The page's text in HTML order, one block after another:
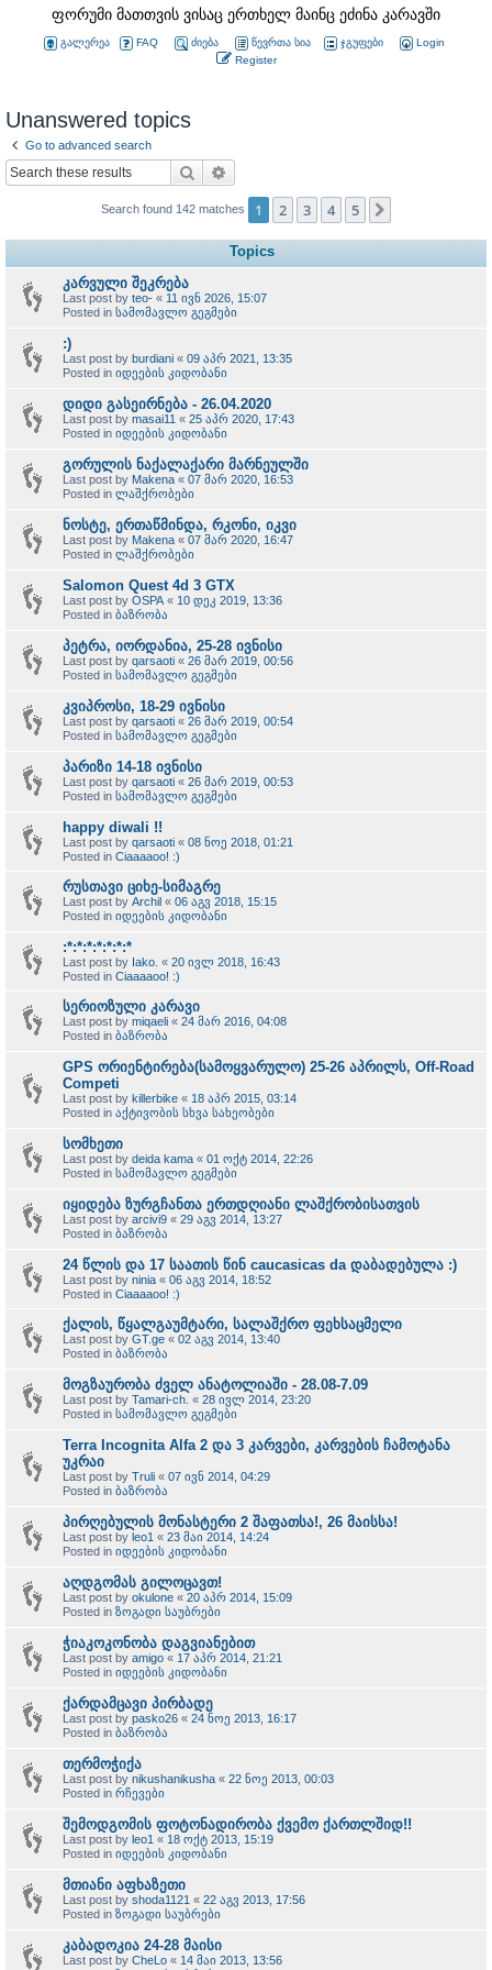
ფორუმი მათთვის ვისაც ერთხელ მაინც ეძინა კარავში
გალერეა FAQ ძიება წევრთა სია ჯგუფები
Login
Register
Unanswered topics
Go to advanced search
Search
Search found 142 matches 1 2 3 4 5
Topics
კარვული შეკრება
Last post by teo- « 11 ივნ 2026, 15:07
Posted in სამომავლო გეგმები
:)
Last post by burdiani « 09 აპრ 2021, 13:35
Posted in იდეების კიდობანი
დიდი გასეირნება - 26.04.2020
Last post by masai11 « 25 აპრ 2020, 17:43
Posted in იდეების კიდობანი
გორულის ნაქალაქარი მარნეულში
Last post by Makena « 07 მარ 2020, 16:53
Posted in ლაშქრობები
ნოსტე, ერთაწმინდა, რკონი, იკვი
Last post by Makena « 07 მარ 2020, 16:47
Posted in ლაშქრობები
Salomon Quest 4d 3 GTX
Last post by OSPA « 10 დეკ 2019, 13:36
Posted in ბაზრობა
პეტრა, იორდანია, 25-28 ივნისი
Last post by qarsaoti « 26 მარ 2019, 00:56
Posted in სამომავლო გეგმები
კვიპროსი, 18-29 ივნისი
Last post by qarsaoti « 26 მარ 2019, 00:54
Posted in სამომავლო გეგმები
პარიზი 14-18 ივნისი
Last post by qarsaoti « 26 მარ 2019, 00:53
Posted in სამომავლო გეგმები
happy diwali !!
Last post by qarsaoti « 08 ნოე 2018, 01:21
Posted in Ciaaaaoo! :)
რუსთავი ციხე-სიმაგრე
Last post by Archil « 06 აგვ 2018, 15:15
Posted in იდეების კიდობანი
:*:*:*:*:*:*:*
Last post by Iako. « 20 ივლ 2018, 16:43
Posted in Ciaaaaoo! :)
სერიოზული კარავი
Last post by miqaeli « 24 მარ 2016, 04:08
Posted in ბაზრობა
GPS ორიენტირება(სამოყვარულო) 25-26 აპრილს, Off-Road
Competi
Last post by killerbike « 18 აპრ 2015, 03:14
Posted in აქტივობის სხვა სახეობები
სომხეთი
Last post by deida kama « 01 ოქტ 2014, 22:26
Posted in სამომავლო გეგმები
იყიდება ზურგჩანთა ერთდღიანი ლაშქრობისათვის
Last post by arcivi9 « 29 აგვ 2014, 13:27
Posted in ბაზრობა
24 წლის და 17 საათის წინ caucasicas da დაბადებულა :)
Last post by ninia « 06 აგვ 2014, 18:52
Posted in Ciaaaaoo! :)
ქალის, წყალგაუმტარი, სალაშქრო ფეხსაცმელი
Last post by GT.ge « 02 აგვ 2014, 13:40
Posted in ბაზრობა
მოგზაურობა ძველ ანატოლიაში - 28.08-7.09
Last post by Tamari-ch. « 28 ივლ 2014, 23:20
Posted in სამომავლო გეგმები
Terra Incognita Alfa 2 და 3 კარვები, კარვების ჩამოტანა
უკრაი
Last post by Truli « 07 ივნ 2014, 04:29
Posted in ბაზრობა
პირღებულის მონასტერი 2 შაფათსა!, 26 მაისსა!
Last post by leo1 « 23 მაი 2014, 14:24
Posted in იდეების კიდობანი
აღდგომას გილოცავთ!
Last post by okulone « 20 აპრ 2014, 15:09
Posted in ზოგადი საუბრები
ჭიაკოკონობა დაგვიანებით
Last post by amigo « 17 აპრ 2014, 21:21
Posted in იდეების კიდობანი
ქარდამცავი პირბადე
Last post by pasko26 « 24 ნოე 2013, 16:17
Posted in ბაზრობა
თერმოჭიქა
Last post by nikushanikusha « 22 ნოე 2013, 00:03
Posted in რჩევები
შემოდგომის ფოტონადირობა ქვემო ქართლშიდ!!
Last post by leo1 « 18 ოქტ 2013, 15:19
Posted in იდეების კიდობანი
მთიანი აფხაზეთი
Last post by shoda1121 « 22 აგვ 2013, 17:56
Posted in ზოგადი საუბრები
კაბადოკია 24-28 მაისი
Last post by CheLo « 14 მაი 2013, 13:56